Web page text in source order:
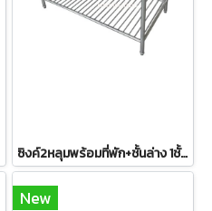
ซิงค์2หลุมพร้อมที่พัก+ชั้นล่าง 1ชั้นซี่
New